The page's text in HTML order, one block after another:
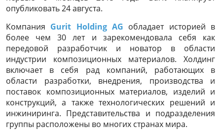
опубликовать 24 августа.
Компания Gurit Holding AG обладает историей в
более чем 30 лет и зарекомендовала себя как
передовой разработчик и новатор в области
индустрии композиционных материалов. Холдинг
включает в себя рад компаний, работающих в
области разработки, внедрения, производства и
поставок композиционных материалов, изделий и
конструкций, а также технологических решений и
инжиниринга. Представительства и подразделения
группы расположены во многих странах мира.